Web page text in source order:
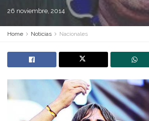
26 noviembre, 2014
Home Noticias Nacionales